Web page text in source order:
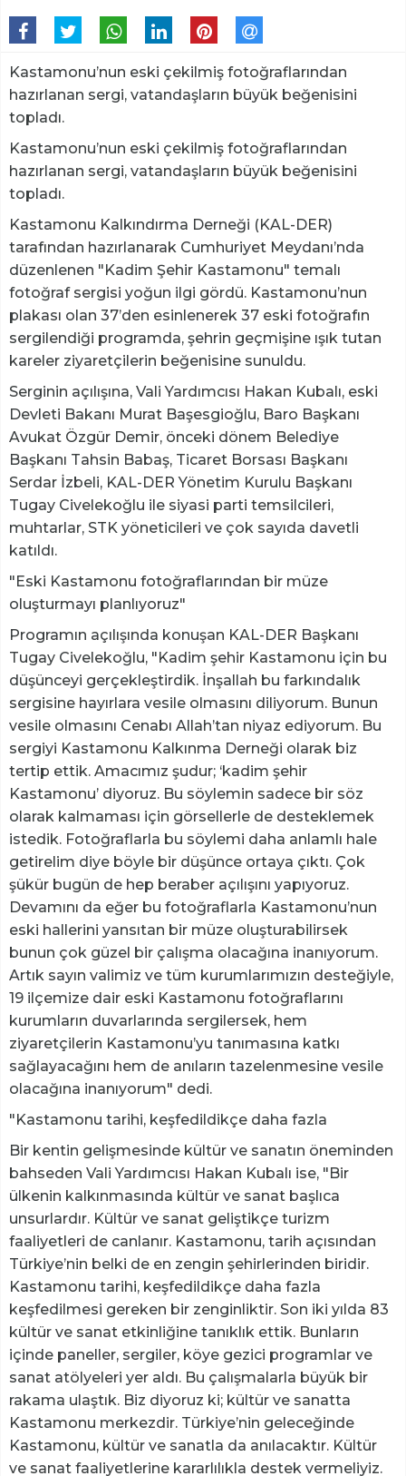
Kastamonu’nun eski çekilmiş fotoğraflarından
hazırlanan sergi, vatandaşların büyük beğenisini
topladı.
Kastamonu’nun eski çekilmiş fotoğraflarından
hazırlanan sergi, vatandaşların büyük beğenisini
topladı.
Kastamonu Kalkındırma Derneği (KAL-DER)
tarafından hazırlanarak Cumhuriyet Meydanı’nda
düzenlenen "Kadim Şehir Kastamonu" temalı
fotoğraf sergisi yoğun ilgi gördü. Kastamonu’nun
plakası olan 37’den esinlenerek 37 eski fotoğrafın
sergilendiği programda, şehrin geçmişine ışık tutan
kareler ziyaretçilerin beğenisine sunuldu.
Serginin açılışına, Vali Yardımcısı Hakan Kubalı, eski
Devleti Bakanı Murat Başesgioğlu, Baro Başkanı
Avukat Özgür Demir, önceki dönem Belediye
Başkanı Tahsin Babaş, Ticaret Borsası Başkanı
Serdar İzbeli, KAL-DER Yönetim Kurulu Başkanı
Tugay Civelekoğlu ile siyasi parti temsilcileri,
muhtarlar, STK yöneticileri ve çok sayıda davetli
katıldı.
"Eski Kastamonu fotoğraflarından bir müze
oluşturmayı planlıyoruz"
Programın açılışında konuşan KAL-DER Başkanı
Tugay Civelekoğlu, "Kadim şehir Kastamonu için bu
düşünceyi gerçekleştirdik. İnşallah bu farkındalık
sergisine hayırlara vesile olmasını diliyorum. Bunun
vesile olmasını Cenabı Allah’tan niyaz ediyorum. Bu
sergiyi Kastamonu Kalkınma Derneği olarak biz
tertip ettik. Amacımız şudur; ‘kadim şehir
Kastamonu’ diyoruz. Bu söylemin sadece bir söz
olarak kalmaması için görsellerle de desteklemek
istedik. Fotoğraflarla bu söylemi daha anlamlı hale
getirelim diye böyle bir düşünce ortaya çıktı. Çok
şükür bugün de hep beraber açılışını yapıyoruz.
Devamını da eğer bu fotoğraflarla Kastamonu’nun
eski hallerini yansıtan bir müze oluşturabilirsek
bunun çok güzel bir çalışma olacağına inanıyorum.
Artık sayın valimiz ve tüm kurumlarımızın desteğiyle,
19 ilçemize dair eski Kastamonu fotoğraflarını
kurumların duvarlarında sergilersek, hem
ziyaretçilerin Kastamonu’yu tanımasına katkı
sağlayacağını hem de anıların tazelenmesine vesile
olacağına inanıyorum" dedi.
"Kastamonu tarihi, keşfedildikçe daha fazla
Bir kentin gelişmesinde kültür ve sanatın öneminden
bahseden Vali Yardımcısı Hakan Kubalı ise, "Bir
ülkenin kalkınmasında kültür ve sanat başlıca
unsurlardır. Kültür ve sanat geliştikçe turizm
faaliyetleri de canlanır. Kastamonu, tarih açısından
Türkiye’nin belki de en zengin şehirlerinden biridir.
Kastamonu tarihi, keşfedildikçe daha fazla
keşfedilmesi gereken bir zenginliktir. Son iki yılda 83
kültür ve sanat etkinliğine tanıklık ettik. Bunların
içinde paneller, sergiler, köye gezici programlar ve
sanat atölyeleri yer aldı. Bu çalışmalarla büyük bir
rakama ulaştık. Biz diyoruz ki; kültür ve sanatta
Kastamonu merkezdir. Türkiye’nin geleceğinde
Kastamonu, kültür ve sanatla da anılacaktır. Kültür
ve sanat faaliyetlerine kararlılıkla destek vermeliyiz.